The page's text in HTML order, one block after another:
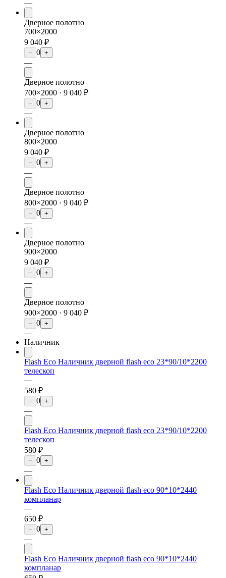
—
Дверное полотно
700×2000
9 040 ₽
− 0 +
—
Дверное полотно
700×2000 · 9 040 ₽
− 0 +
—
Дверное полотно
800×2000
9 040 ₽
− 0 +
—
Дверное полотно
800×2000 · 9 040 ₽
− 0 +
—
Дверное полотно
900×2000
9 040 ₽
− 0 +
—
Дверное полотно
900×2000 · 9 040 ₽
− 0 +
—
Наличник
Flash Eco Наличник дверной flash eco 23*90/10*2200
телескоп
—
580 ₽
− 0 +
—
Flash Eco Наличник дверной flash eco 23*90/10*2200
телескоп
580 ₽
− 0 +
—
Flash Eco Наличник дверной flash eco 90*10*2440
компланар
—
650 ₽
− 0 +
—
Flash Eco Наличник дверной flash eco 90*10*2440
компланар